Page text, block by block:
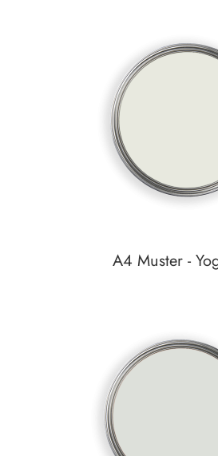
Auf den Wunschzettel
A4 Muster -
Auf den Wunschzettel